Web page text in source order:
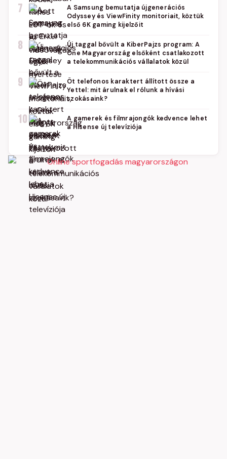
7
A Samsung bemutatja újgenerációs
Odyssey és ViewFinity monitoriait, köztük
első 6K gaming kijelzőit
8
Új taggal bővült a KiberPajzs program: A
One Magyarország elsőként csatlakozott
a telekommunikációs vállalatok közül
9
Öt telefonos karaktert állított össze a
Yettel: mit árulnak el rólunk a hívási
szokásaink?
10
A gamerek és filmrajongók kedvence lehet
a Hisense új televíziója